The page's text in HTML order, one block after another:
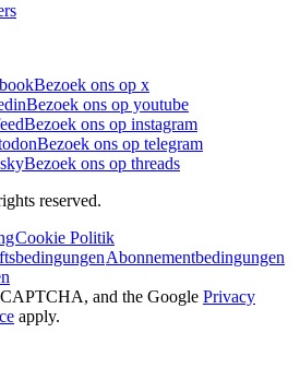
Bezoek ons op x
Bezoek ons op youtube
Bezoek ons op instagram
Bezoek ons op telegram
Bezoek ons op threads
reserved.
Cookie Politik
Abonnementbedingungen
and the Google Privacy
apply.